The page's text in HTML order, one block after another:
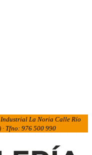
Industrial La Noria Calle Río
Tfno: 976 500 990